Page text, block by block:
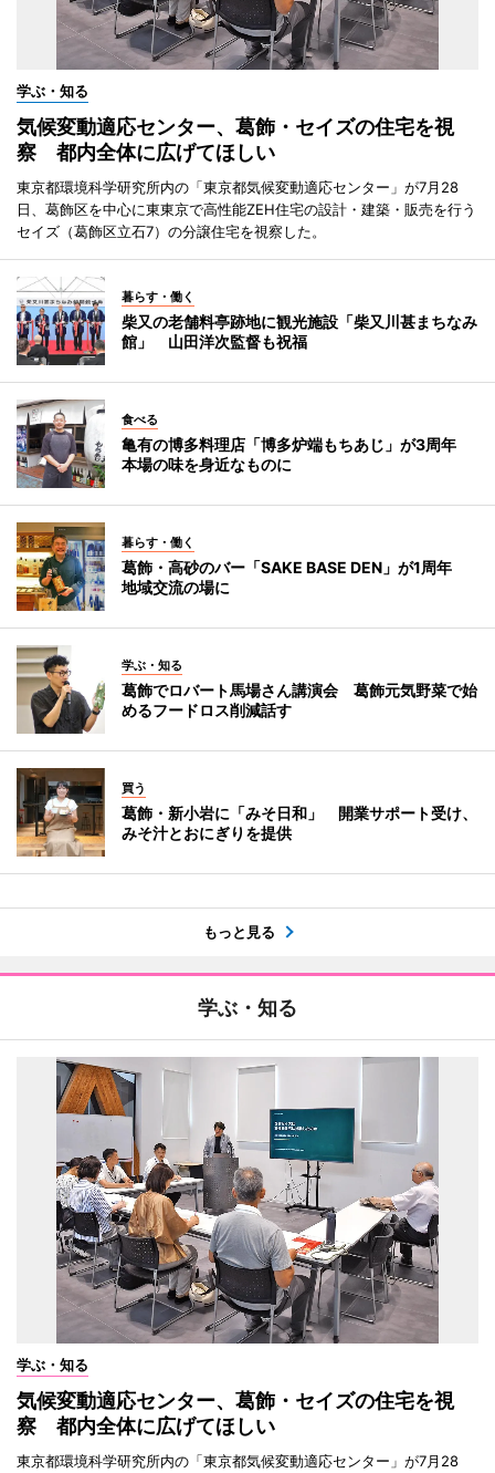
学ぶ・知る
気候変動適応センター、葛飾・セイズの住宅を視
察 都内全体に広げてほしい
東京都環境科学研究所内の「東京都気候変動適応センター」が7月28
日、葛飾区を中心に東東京で高性能ZEH住宅の設計・建築・販売を行う
セイズ（葛飾区立石7）の分譲住宅を視察した。
暮らす・働く
柴又の老舗料亭跡地に観光施設「柴又川甚まちなみ
館」 山田洋次監督も祝福
食べる
亀有の博多料理店「博多炉端もちあじ」が3周年
本場の味を身近なものに
暮らす・働く
葛飾・高砂のバー「SAKE BASE DEN」が1周年
地域交流の場に
学ぶ・知る
葛飾でロバート馬場さん講演会 葛飾元気野菜で始
めるフードロス削減話す
買う
葛飾・新小岩に「みそ日和」 開業サポート受け、
みそ汁とおにぎりを提供
もっと見る
学ぶ・知る
学ぶ・知る
気候変動適応センター、葛飾・セイズの住宅を視
察 都内全体に広げてほしい
東京都環境科学研究所内の「東京都気候変動適応センター」が7月28